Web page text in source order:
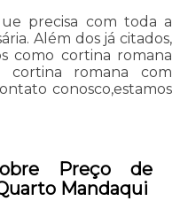
precisa com toda a
Além dos já citados,
como cortina romana
romana com
conosco,estamos
Preço de
Mandaqui